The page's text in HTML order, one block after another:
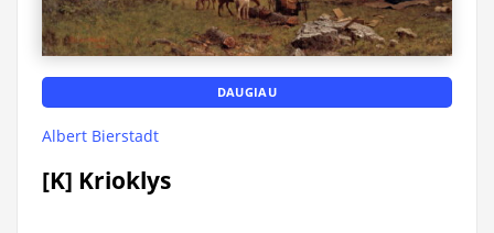
DAUGIAU
Albert Bierstadt
[K] Krioklys